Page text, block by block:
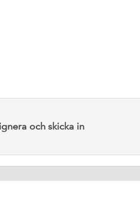
och skicka in